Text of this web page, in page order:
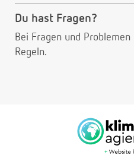
Du hast Fragen?
Bei Fragen und
Regeln.